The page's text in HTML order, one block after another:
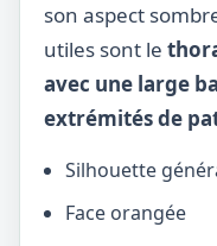
son aspect
utiles sont le
avec une large
extrémités de
Silhouette
Face orangée